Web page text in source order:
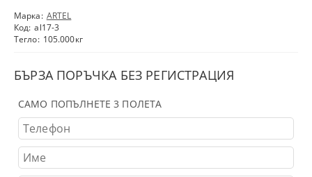
Марка: ARTEL
Код: al17-3
Тегло: 105.000кг
БЪРЗА ПОРЪЧКА БЕЗ РЕГИСТРАЦИЯ
САМО ПОПЪЛНЕТЕ 3 ПОЛЕТА